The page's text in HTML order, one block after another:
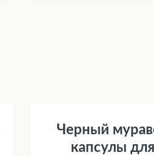
Черный
капсулы для